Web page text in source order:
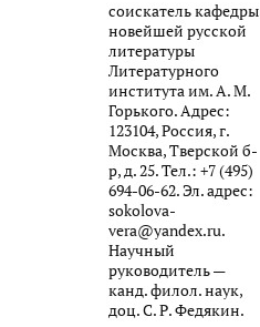
соискатель кафедры
новейшей русской
литературы
Литературного
института им. А. М.
Горького. Адрес:
123104, Россия, г.
Москва, Тверской б-
р, д. 25. Тел.: +7 (495)
694-06-62. Эл. адрес:
sokolova-
vera@yandex.ru.
Научный
руководитель —
канд. филол. наук,
доц. С. Р. Федякин.